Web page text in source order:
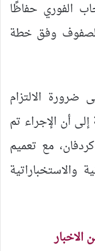
الفوري حفاظًا
الصفوف وفق خطة
ضرورة الالتزام
إلى أن الإجراء تم
مع تعميم
والاستخباراتية
الاخبار